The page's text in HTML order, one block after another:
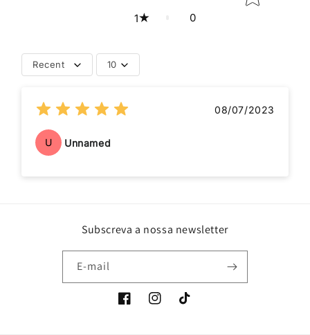
1 0
Recent 10
08/07/2023
U Unnamed
Subscreva a nossa newsletter
E-mail
FacebookInstagramTikTok